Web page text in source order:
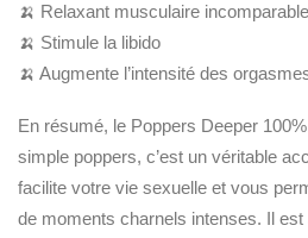
🍌 Relaxant musculaire incomparable
🍌 Stimule la libido
🍌 Augmente l’intensité des
En résumé, le Poppers Deeper
simple poppers, c’est un véritable
facilite votre vie sexuelle et vous
de moments charnels intenses. Il